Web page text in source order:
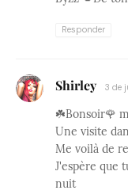
Responder
Shirley 3 de
☘️Bonsoir🌹
Une visite
Me voilà de
J'espère que
nuit